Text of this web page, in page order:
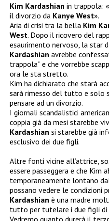
Kim Kardashian in trappola:
il divorzio da Kanye West».
Aria di crisi tra la bella Kim
West. Dopo il ricovero del
esaurimento nervoso, la star
Kardashian avrebbe
trappola” e che vorrebbe
ora le sta stretto.
Kim ha dichiarato che starà
sarà rimesso del tutto e solo
pensare ad un divorzio.
I giornali scandalistici
coppia già da mesi starebbe
Kardashian si starebbe già
esclusivo dei due figli.
Altre fonti vicine all’attrice,
essere passeggera e che Kim
temporaneamente lontano
possano vedere le condizioni
Kardashian è una madre
tutto per tutelare i due figli di
Vedremo quanto durerà il